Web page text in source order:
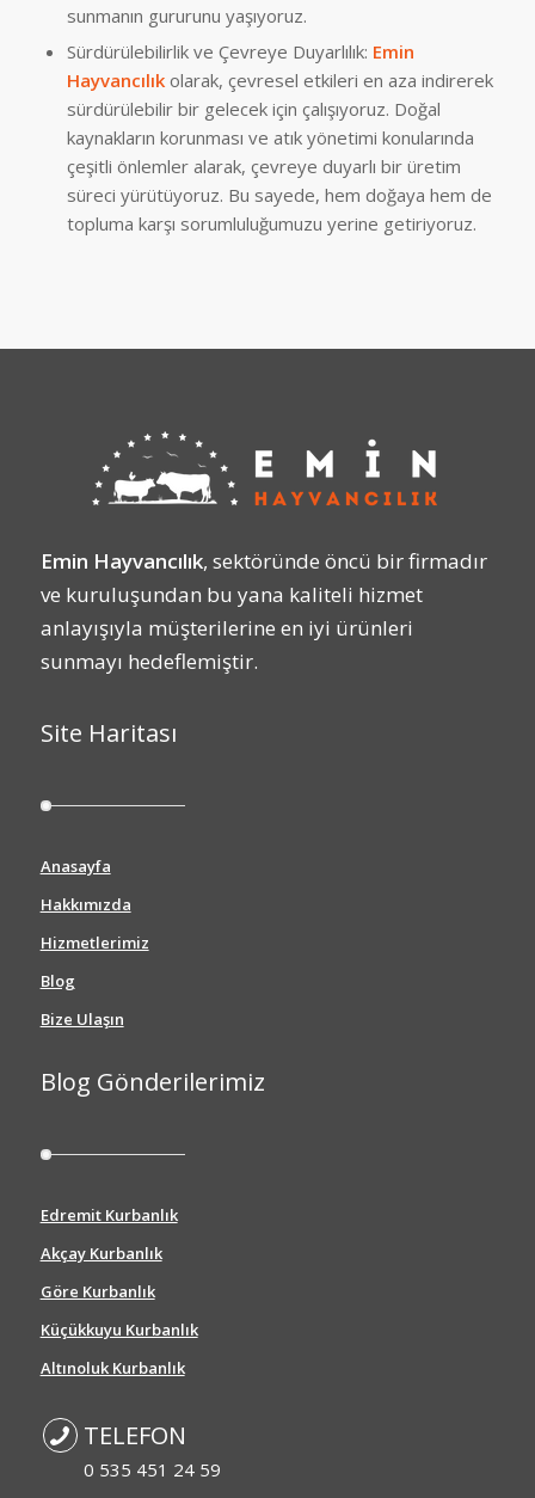
sunmanın gururunu yaşıyoruz.
Sürdürülebilirlik ve Çevreye Duyarlılık: Emin
Hayvancılıkolarak, çevresel etkileri en aza indirerek
sürdürülebilir bir gelecek için çalışıyoruz. Doğal
kaynakların korunması ve atık yönetimi konularında
çeşitli önlemler alarak, çevreye duyarlı bir üretim
süreci yürütüyoruz. Bu sayede, hem doğaya hem de
topluma karşı sorumluluğumuzu yerine getiriyoruz.
Emin Hayvancılık, sektöründe öncü bir firmadır
ve kuruluşundan bu yana kaliteli hizmet
anlayışıyla müşterilerine en iyi ürünleri
sunmayı hedeflemiştir.
Site Haritası
Anasayfa
Hakkımızda
Hizmetlerimiz
Blog
Bize Ulaşın
Blog Gönderilerimiz
Edremit Kurbanlık
Akçay Kurbanlık
Göre Kurbanlık
Küçükkuyu Kurbanlık
Altınoluk Kurbanlık
TELEFON
0 535 451 24 59